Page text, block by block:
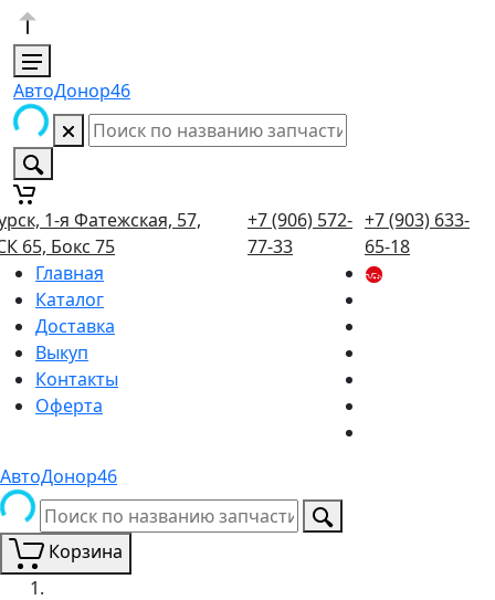
АвтоДонор46
1-я Фатежская, 57,
65, Бокс 75
+7 (906) 572-
77-33
+7 (903) 633-
65-18
Главная
Каталог
Доставка
Выкуп
Контакты
Оферта
АвтоДонор46
Корзина